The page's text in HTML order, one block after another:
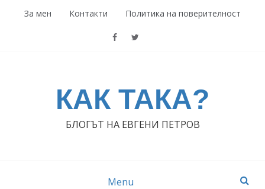
За мен Контакти Политика на поверителност
КАК ТАКА?
БЛОГЪТ НА ЕВГЕНИ ПЕТРОВ
Menu